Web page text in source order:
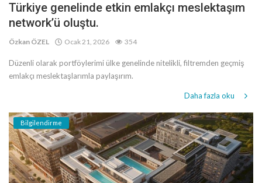
Türkiye genelinde etkin emlakçı meslektaşım
network’ü oluştu.
Özkan ÖZEL Ocak 21, 2026 354
Düzenli olarak portföylerimi ülke genelinde nitelikli, filtremden geçmiş
emlakçı meslektaşlarımla paylaşırım.
Daha fazla oku
Bilgilendirme